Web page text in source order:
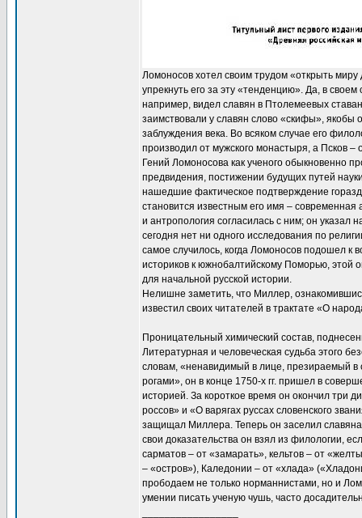
Ломоносов хотел своим трудом «открыть миру
упрекнуть его за эту «тенденцию». Да, в
например, видел славян в Птолемеевых
заимствовали у славян слово «скифы», якобы
заблуждения века. Во всяком случае его
производил от мужского монастыря, а Псков –
Гений Ломоносова как ученого обыкновенно
предвидения, постижении будущих путей
нашедшие фактическое подтверждение
становится известным его имя –
и антропология согласилась с ним; он
сегодня нет ни одного исследования по
самое случилось, когда Ломоносов подошел к
историков к южнобалтийскому Поморью, этой
для начальной русской истории.
Нелишне заметить, что Миллер,
известил своих читателей в трактате «О
Проницательный химический состав,
Литературная и человеческая судьба этого
словам, «ненавидимый в лице, презираемый в
рогами», он в конце 1750-х гг. пришел в
историей. За короткое время он окончил три
россов» и «О варягах руссах словенского
защищал Миллера. Теперь он заселил
свои доказательства он взял из филологии,
сарматов – от «замарать», кельтов – от
– «остров»), Каледонии – от «хлада»
прободаем не только норманнистами, но и
умении писать ученую чушь, часто